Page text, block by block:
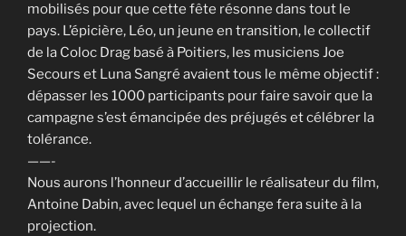
mobilisés pour que cette fête résonne dans tout le
pays. L’épicière, Léo, un jeune en transition, le collectif
de la Coloc Drag basé à Poitiers, les musiciens Joe
Secours et Luna Sangré avaient tous le même objectif :
dépasser les 1000 participants pour faire savoir que la
campagne s’est émancipée des préjugés et célébrer la
tolérance.
——-
Nous aurons l’honneur d’accueillir le réalisateur du film,
Antoine Dabin, avec lequel un échange fera suite à la
projection.